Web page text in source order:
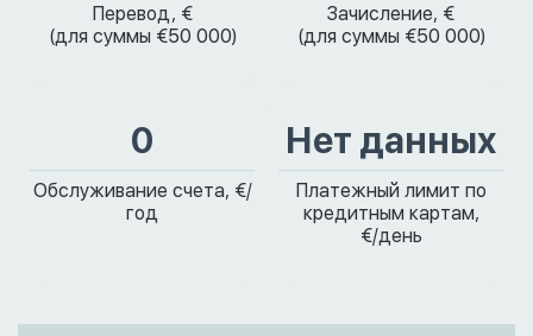
Перевод, €
(для суммы €50 000)
Зачисление, €
(для суммы €50 000)
0
Обслуживание счета, €/
год
Нет данных
Платежный лимит по
кредитным картам,
€/день